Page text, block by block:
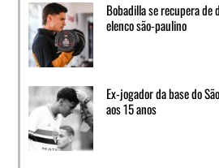
Bobadilla se recupera de
elenco são-paulino
Ex-jogador da base do
aos 15 anos